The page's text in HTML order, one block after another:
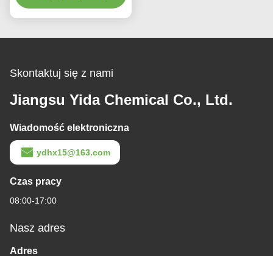
propylenowego
Skontaktuj się z nami
Jiangsu Yida Chemical Co., Ltd.
Wiadomość elektroniczna
ydhx15@163.com
Czas pracy
08:00-17:00
Nasz adres
Adres